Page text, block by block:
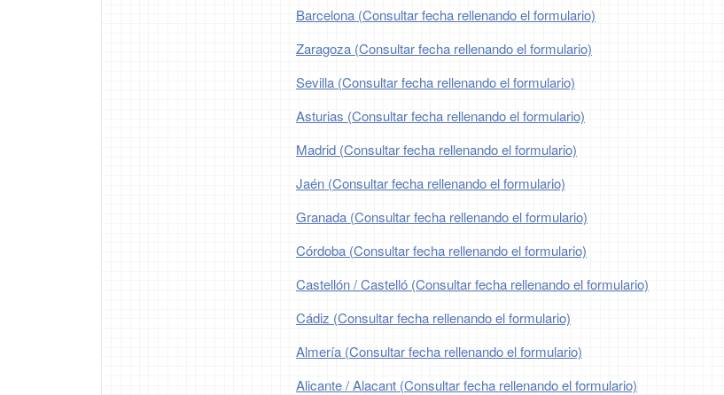
Barcelona (Consultar fecha rellenando el formulario)
Zaragoza (Consultar fecha rellenando el formulario)
Sevilla (Consultar fecha rellenando el formulario)
Asturias (Consultar fecha rellenando el formulario)
Madrid (Consultar fecha rellenando el formulario)
Jaén (Consultar fecha rellenando el formulario)
Granada (Consultar fecha rellenando el formulario)
Córdoba (Consultar fecha rellenando el formulario)
Castellón / Castelló (Consultar fecha rellenando el formulario)
Cádiz (Consultar fecha rellenando el formulario)
Almería (Consultar fecha rellenando el formulario)
Alicante / Alacant (Consultar fecha rellenando el formulario)